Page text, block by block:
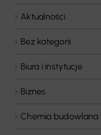
Aktualności
Bez kategorii
Biura i instytucje
Biznes
Chemia budowlana